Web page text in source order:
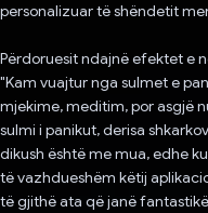
personalizuar të shëndetit
Përdoruesit ndajnë efektet e
"Kam vuajtur nga sulmet e
mjekime, meditim, por asgjë
sulmi i panikut, derisa
dikush është me mua, edhe
të vazhdueshëm këtij
të gjithë ata që janë